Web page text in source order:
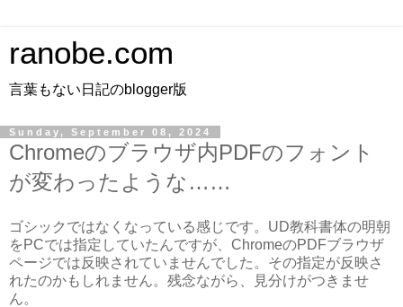
ranobe.com
言葉もない日記のblogger版
Sunday, September 08, 2024
Chromeのブラウザ内PDFのフォント
が変わったような……
ゴシックではなくなっている感じです。UD教科書体の明朝
をPCでは指定していたんですが、ChromeのPDFブラウザ
ページでは反映されていませんでした。その指定が反映さ
れたのかもしれません。残念ながら、見分けがつきませ
ん。